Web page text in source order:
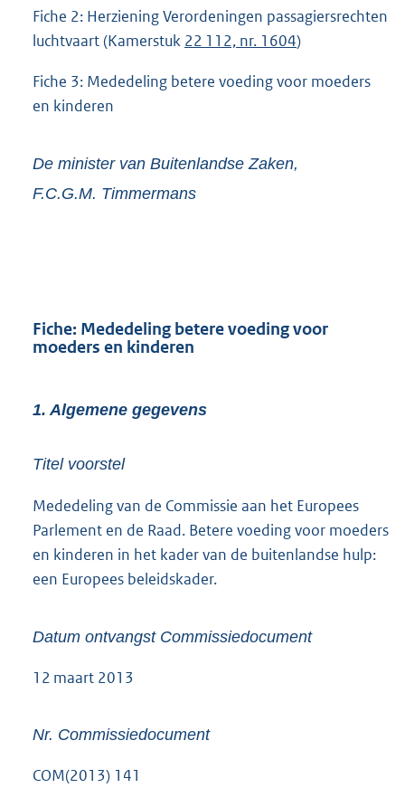
Fiche 2: Herziening Verordeningen passagiersrechten
luchtvaart (Kamerstuk 22 112, nr. 1604)
Fiche 3: Mededeling betere voeding voor moeders
en kinderen
De minister van Buitenlandse Zaken,
F.C.G.M. Timmermans
Fiche: Mededeling betere voeding voor
moeders en kinderen
1. Algemene gegevens
Titel voorstel
Mededeling van de Commissie aan het Europees
Parlement en de Raad. Betere voeding voor moeders
en kinderen in het kader van de buitenlandse hulp:
een Europees beleidskader.
Datum ontvangst Commissiedocument
12 maart 2013
Nr. Commissiedocument
COM(2013) 141